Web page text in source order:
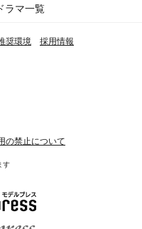
ラマ一覧
奨環境 採用情報
の禁止について
す